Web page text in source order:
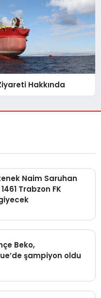
Hakkında
Naim Saruhan
Trabzon FK
Beko,
şampiyon oldu